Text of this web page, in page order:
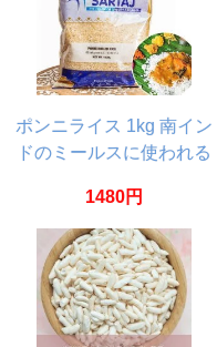
ポンニライス 1kg 南イン
ドのミールスに使われる
RICE
1480円